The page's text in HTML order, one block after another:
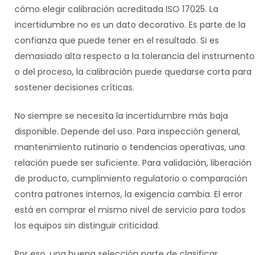
cómo elegir calibración acreditada ISO 17025. La
incertidumbre no es un dato decorativo. Es parte de la
confianza que puede tener en el resultado. Si es
demasiado alta respecto a la tolerancia del instrumento
o del proceso, la calibración puede quedarse corta para
sostener decisiones críticas.
No siempre se necesita la incertidumbre más baja
disponible. Depende del uso. Para inspección general,
mantenimiento rutinario o tendencias operativas, una
relación puede ser suficiente. Para validación, liberación
de producto, cumplimiento regulatorio o comparación
contra patrones internos, la exigencia cambia. El error
está en comprar el mismo nivel de servicio para todos
los equipos sin distinguir criticidad.